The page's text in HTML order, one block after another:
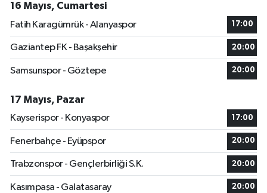
16 Mayıs, Cumartesi
Fatih Karagümrük - Alanyaspor
17:00
Gaziantep FK - Başakşehir 20:00
Samsunspor - Göztepe 20:00
17 Mayıs, Pazar
Kayserispor - Konyaspor
17:00
Fenerbahçe - Eyüpspor 20:00
Trabzonspor - Gençlerbirliği S.K. 20:00
Kasımpaşa - Galatasaray 20:00